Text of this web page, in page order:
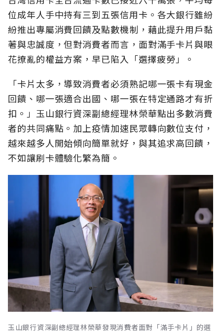
位成年人手中持有三到五張信用卡。各大銀行雖紛
紛推出專屬消費回饋及點數機制，藉此提升用戶黏
著與忠誠度，但對消費者而言，面對滿手卡片與眼
花撩亂的權益方案，早已陷入「選擇疲勞」。
「卡片太多，導致消費者必須熟記哪一張卡有現金
回饋、哪一張適合出國、哪一張在特定通路才有折
扣。」玉山銀行資深副總經理林榮華點出多數消費
者的共同痛點。加上疫情加速民眾轉向數位支付，
越來越多人開始傾向簡單就好，與其追求高回饋，
不如讓刷卡體驗化繁為簡。
玉山銀行資深副總經理林榮華發現消費者面對「滿手卡片」的選